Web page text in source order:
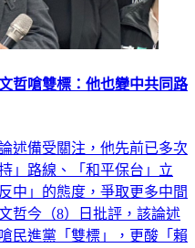
哲嗆雙標：他也變中共同路
述備受關注，他先前已多次
」路線、「和平保台」立
中」的態度，爭取更多中間
哲今（8）日批評，該論述
民進黨「雙標」，更酸「賴